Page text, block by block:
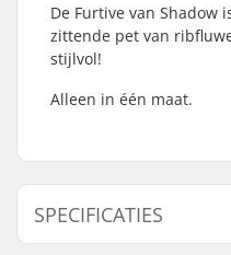
De Furtive van Shadow
zittende pet van
stijlvol!
Alleen in één maat.
SPECIFICATIES